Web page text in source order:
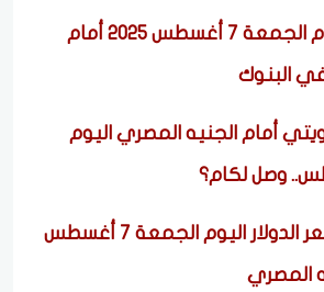
سعر اليورو اليوم الجمعة 7 أغسطس 2025 أمام
البنوك
أمام الجنيه المصري اليوم
آخر تحديث لـ سعر الدولار اليوم الجمعة 7 أغسطس